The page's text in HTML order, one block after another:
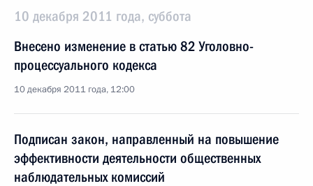
10 декабря 2011 года, суббота
Внесено изменение в статью 82 Уголовно-
процессуального кодекса
10 декабря 2011 года, 12:00
Подписан закон, направленный на повышение
эффективности деятельности общественных
наблюдательных комиссий